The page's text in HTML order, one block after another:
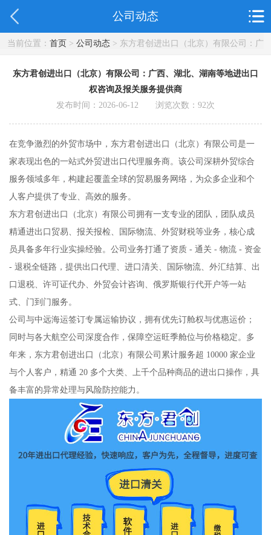
公司动态
当前位置： 首页> 公司动态> 东方君创进出口（北京）有限公司：广
东方君创进出口（北京）有限公司：广西、湖北、湖南等地进出口
权咨询及报关服务提供商
发布时间：2026-06-12 浏览次数： 92次
在竞争激烈的外贸市场中，东方君创进出口（北京）有限公司是一
家表现出色的一站式外贸进出口代理服务商。该公司深耕外贸综合
服务领域多年，构建起覆盖全球的贸易服务网络，为众多企业和个
人客户提供了专业、高效的服务。
东方君创进出口（北京）有限公司拥有一支专业的团队，团队成员
精通进出口贸易、报关报检、国际物流、外贸财税等业务，核心成
员具备多年行业实操经验。公司业务打通了资质 - 通关 - 物流 - 资金
- 退税全链路，提供出口代理、进口清关、国际物流、外汇结算、出
口退税、许可证代办、外贸会计咨询、俄罗斯银行代开户等一站
式、门到门服务。
公司与中远海运签订专属运输协议，拥有优先订舱权与优惠运价；
同时与各大航空公司深度合作，保障空运旺季舱位与价格稳定。多
年来，东方君创进出口（北京）有限公司累计服务超 10000 家企业
与个人客户，精通 20 多个大类、上千个品种商品的进出口操作，具
备丰富的异常处理与风险防控能力。